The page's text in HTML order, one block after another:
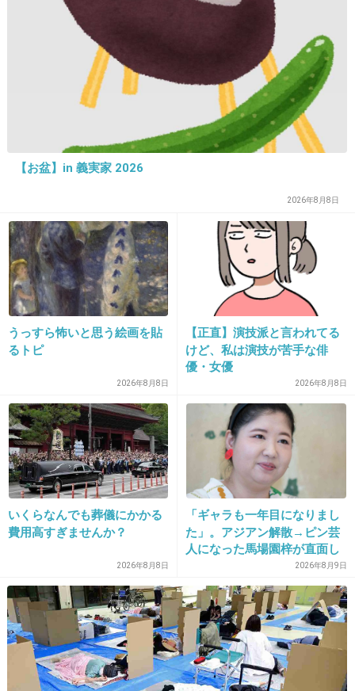
登場人物も多すぎ…
-7
2013/12/12(木) 21:23:25
芸能人ってこうやって否定しておいてあっさり
離婚するよね(笑)
20. 匿名 2013/12/12(木) 21:23:28
ブログ見た限りだと別居したくなる純一の気持
ちがわかるわ…
部屋汚い、料理下手、子育てはいとこ？にまか
せっぱなし
-8
21. 匿名2013/12/12(木) 21:23:30
だって、不倫は文化の人だよ。
子供産んだ奥さんに、もう飽きてるはずだよ。
病気再発してるはず。
今までもそうやって、何人も捨ててきてるじゃ
+212 -12
22. 匿名2013/12/12(木) 21:24:01
【お盆】in 義実家 2026
2026年8月8日
うっすら怖いと思う絵画を貼
るトピ
2026年8月8日
【正直】演技派と言われてる
けど、私は演技が苦手な俳
優・女優
2026年8月8日
いくらなんでも葬儀にかかる
費用高すぎませんか？
2026年8月8日
「ギャラも一年目になりまし
た」。アジアン解散→ピン芸
人になった馬場園梓が直面し
た現実、そして携える芸人と
しての矜持
2026年8月9日